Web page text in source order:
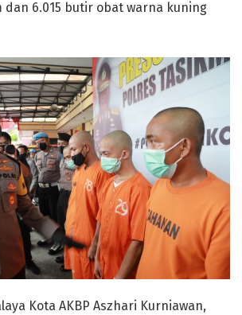
dan 6.015 butir obat warna kuning
Kota AKBP Aszhari Kurniawan,